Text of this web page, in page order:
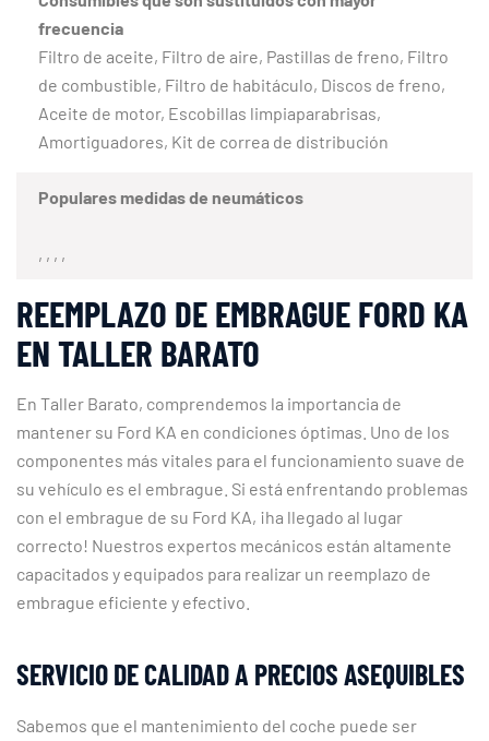
frecuencia
Filtro de aceite, Filtro de aire, Pastillas de freno, Filtro
de combustible, Filtro de habitáculo, Discos de freno,
Aceite de motor, Escobillas limpiaparabrisas,
Amortiguadores, Kit de correa de distribución
Populares medidas de neumáticos
, , , ,
REEMPLAZO DE EMBRAGUE FORD KA
EN TALLER BARATO
En Taller Barato, comprendemos la importancia de
mantener su Ford KA en condiciones óptimas. Uno de los
componentes más vitales para el funcionamiento suave de
su vehículo es el embrague. Si está enfrentando problemas
con el embrague de su Ford KA, ¡ha llegado al lugar
correcto! Nuestros expertos mecánicos están altamente
capacitados y equipados para realizar un reemplazo de
embrague eficiente y efectivo.
SERVICIO DE CALIDAD A PRECIOS ASEQUIBLES
Sabemos que el mantenimiento del coche puede ser